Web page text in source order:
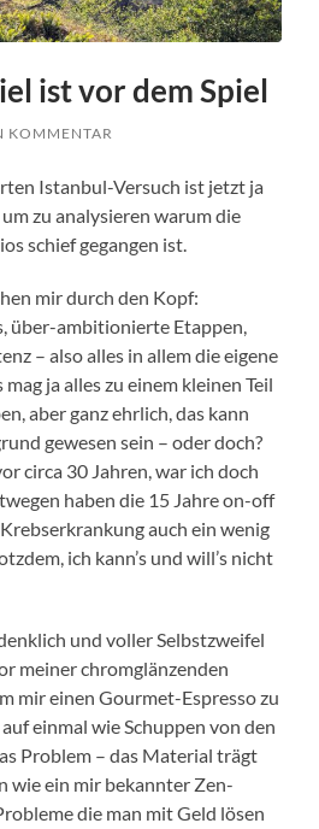
ist vor dem Spiel
KOMMENTAR
Istanbul-Versuch ist jetzt ja
zu analysieren warum die
schief gegangen ist.
mir durch den Kopf:
über-ambitionierte Etappen,
– also alles in allem die eigene
ja alles zu einem kleinen Teil
aber ganz ehrlich, das kann
gewesen sein – oder doch?
circa 30 Jahren, war ich doch
haben die 15 Jahre on-off
auch ein wenig
ich kann’s und will’s nicht
und voller Selbstzweifel
meiner chromglänzenden
mir einen Gourmet-Espresso zu
einmal wie Schuppen von den
Problem – das Material trägt
wie ein mir bekannter Zen-
die man mit Geld lösen